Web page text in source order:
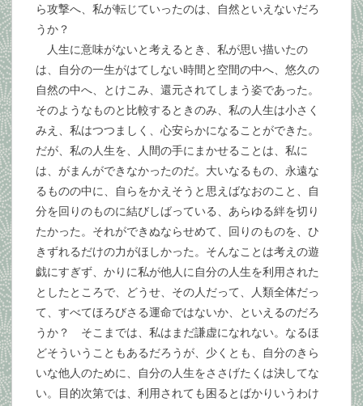
ら攻撃へ、私が転じていったのは、自然といえないだろ
うか？
人生に意味がないと考えるとき、私が思い描いたの
は、自分の一生がはてしない時間と空間の中へ、悠久の
自然の中へ、とけこみ、還元されてしまう姿であった。
そのようなものと比較するときのみ、私の人生は小さく
みえ、私はつつましく、心安らかになることができた。
だが、私の人生を、人間の手にまかせることは、私に
は、がまんができなかったのだ。大いなるもの、永遠な
るものの中に、自らをかえそうと思えばなおのこと、自
分を回りのものに結びしばっている、あらゆる絆を切り
たかった。それができぬならせめて、回りのものを、ひ
きずれるだけの力がほしかった。そんなことは考えの遊
戯にすぎず、かりに私が他人に自分の人生を利用された
としたところで、どうせ、その人だって、人類全体だっ
て、すべてほろびさる運命ではないか、といえるのだろ
うか？ そこまでは、私はまだ謙虚になれない。なるほ
どそういうこともあるだろうが、少くとも、自分のきら
いな他人のために、自分の人生をささげたくは決してな
い。目的次第では、利用されても困るとばかりいうわけ